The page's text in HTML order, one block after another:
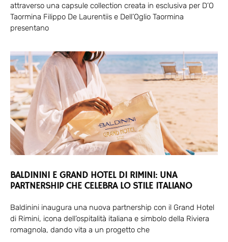
attraverso una capsule collection creata in esclusiva per D’O
Taormina Filippo De Laurentiis e Dell’Oglio Taormina
presentano
BALDININI E GRAND HOTEL DI RIMINI: UNA
PARTNERSHIP CHE CELEBRA LO STILE ITALIANO
Baldinini inaugura una nuova partnership con il Grand Hotel
di Rimini, icona dell’ospitalità italiana e simbolo della Riviera
romagnola, dando vita a un progetto che